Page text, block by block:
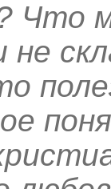
Что
не